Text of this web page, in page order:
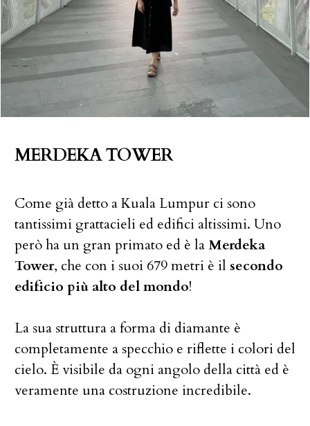
MERDEKA TOWER
Come già detto a Kuala Lumpur ci sono
tantissimi grattacieli ed edifici altissimi. Uno
però ha un gran primato ed è laMerdeka
Tower, che con i suoi 679 metri è il secondo
edificio più alto del mondo!
La sua struttura a forma di diamante è
completamente a specchio e riflette i colori del
cielo. È visibile da ogni angolo della città ed è
veramente una costruzione incredibile.